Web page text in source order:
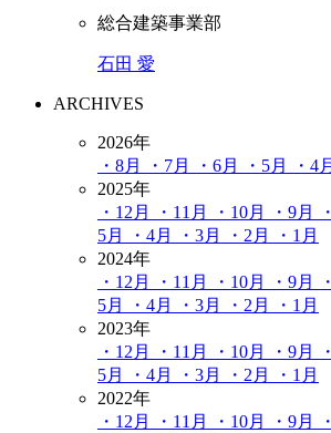
総合建築事業部
石田 愛
ARCHIVES
2026年
・8月
・7月 ・6月 ・5月 ・4月
2025年
・12月
・11月 ・10月 ・9月
5月
・4月 ・3月 ・2月
・1月
2024年
・12月
・11月 ・10月 ・9月
5月
・4月 ・3月 ・2月
・1月
2023年
・12月
・11月 ・10月 ・9月
5月
・4月 ・3月 ・2月
・1月
2022年
・12月
・11月 ・10月 ・9月